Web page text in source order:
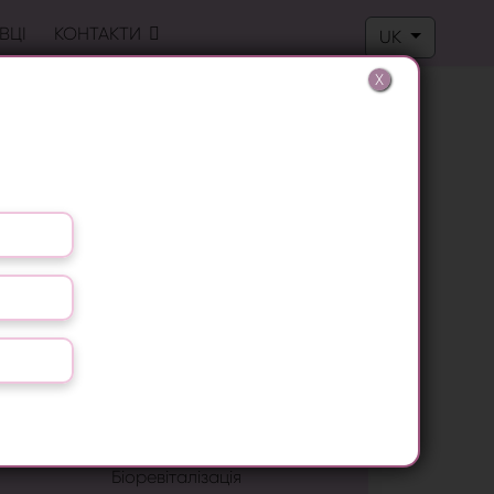
КОНТАКТИ Оберіть свою
UK
Біоревіталізація
X